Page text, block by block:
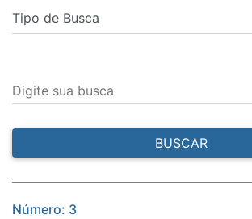
Digite sua busca
BUSCAR
Número: 3